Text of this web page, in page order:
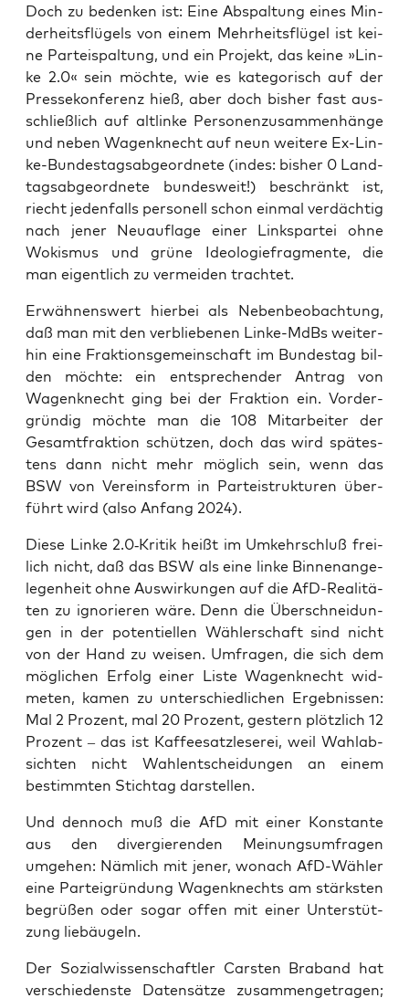
Doch zu beden­ken ist: Eine Abspal­tung eines Min­
der­heits­flü­gels von einem Mehr­heits­flü­gel ist kei­
ne Par­tei­spal­tung, und ein Pro­jekt, das kei­ne »Lin­
ke 2.0« sein möch­te, wie es kate­go­risch auf der
Pres­se­kon­fe­renz hieß, aber doch bis­her fast aus­
schließ­lich auf alt­lin­ke Per­so­nen­zu­sam­men­hän­ge
und neben Wagen­knecht auf neun wei­te­re Ex-Lin­
ke-Bun­des­tags­ab­ge­ord­ne­te (indes: bis­her 0 Land­
tags­ab­ge­ord­ne­te bun­des­weit!) beschränkt ist,
riecht jeden­falls per­so­nell schon ein­mal ver­däch­tig
nach jener Neu­auf­la­ge einer Links­par­tei ohne
Wokis­mus und grü­ne Ideo­lo­gie­frag­men­te, die
man eigent­lich zu ver­mei­den trachtet.
Erwäh­nens­wert hier­bei als Neben­be­ob­ach­tung,
daß man mit den ver­blie­be­nen Lin­ke-MdBs wei­ter­
hin eine Frak­ti­ons­ge­mein­schaft im Bun­des­tag bil­
den möch­te: ein ent­spre­chen­der Antrag von
Wagen­knecht ging bei der Frak­ti­on ein. Vor­der­
grün­dig möch­te man die 108 Mit­ar­bei­ter der
Gesamt­frak­ti­on schüt­zen, doch das wird spä­tes­
tens dann nicht mehr mög­lich sein, wenn das
BSW von Ver­eins­form in Par­tei­struk­tu­ren über­
führt wird (also Anfang 2024).
Die­se Lin­ke 2.0‑Kritik heißt im Umkehr­schluß frei­
lich nicht, daß das BSW als eine lin­ke Bin­nen­an­ge­
le­gen­heit ohne Aus­wir­kun­gen auf die AfD-Rea­li­tä­
ten zu igno­rie­ren wäre. Denn die Über­schnei­dun­
gen in der poten­ti­el­len Wäh­ler­schaft sind nicht
von der Hand zu wei­sen. Umfra­gen, die sich dem
mög­li­chen Erfolg einer Lis­te Wagen­knecht wid­
me­ten, kamen zu unter­schied­li­chen Ergeb­nis­sen:
Mal 2 Pro­zent, mal 20 Pro­zent, ges­tern plötz­lich 12
Pro­zent – das ist Kaf­fee­satz­le­se­rei, weil Wahl­ab­
sich­ten nicht Wahl­ent­schei­dun­gen an einem
bestimm­ten Stich­tag darstellen.
Und den­noch muß die AfD mit einer Kon­stan­te
aus den diver­gie­ren­den Mei­nungs­um­fra­gen
umge­hen: Näm­lich mit jener, wonach AfD-Wäh­ler
eine Par­tei­grün­dung Wagen­knechts am stärks­ten
begrü­ßen oder sogar offen mit einer Unter­stüt­
zung liebäugeln.
Der Sozi­al­wis­sen­schaft­ler Cars­ten Bra­band hat
ver­schie­dens­te Daten­sät­ze zusam­men­ge­tra­gen;